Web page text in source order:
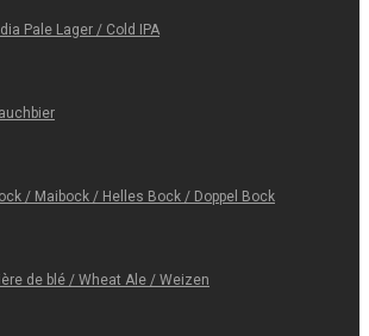
Pale Lager / Cold IPA
/ Maibock / Helles Bock / Doppel Bock
de blé / Wheat Ale / Weizen